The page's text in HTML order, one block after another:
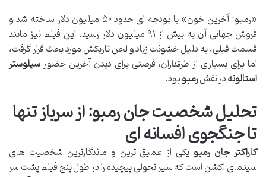
«رمبو: آخرین خون» با بودجه ای حدود ۵۰ میلیون دلار ساخته شد و
فروش جهانی آن به بیش از ۹۱ میلیون دلار رسید. این فیلم نیز مانند
قسمت قبلی، به دلیل خشونت زیاد و لحن تاریکش مورد بحث قرار گرفت،
اما برای بسیاری از طرفداران، فرصتی برای دیدن آخرین حضورسیلوستر
استالونهدر نقشرمبوبود.
تحلیل شخصیت جان رمبو: از سرباز تنها
تا جنگجوی افسانه ای
کاراکتر جان رمبویکی از عمیق ترین و ماندگارترین شخصیت های
سینمای اکشن است که سیر تحولی پیچیده را در طول پنج فیلم پشت سر